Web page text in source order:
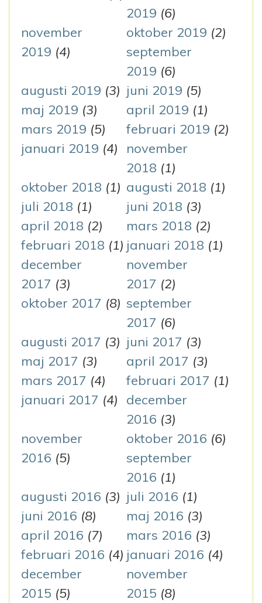
2019 (6)
november
2019 (4)
oktober 2019 (2)
september
2019 (6)
augusti 2019 (3) juni 2019 (5)
maj 2019 (3) april 2019 (1)
mars 2019 (5) februari 2019 (2)
januari 2019 (4)
november
2018 (1)
oktober 2018 (1) augusti 2018 (1)
juli 2018 (1) juni 2018 (3)
april 2018 (2) mars 2018 (2)
februari 2018 (1) januari 2018 (1)
december
2017 (3)
november
2017 (2)
oktober 2017 (8) september
2017 (6)
augusti 2017 (3) juni 2017 (3)
maj 2017 (3) april 2017 (3)
mars 2017 (4) februari 2017 (1)
januari 2017 (4)
december
2016 (3)
november
2016 (5)
oktober 2016 (6)
september
2016 (1)
augusti 2016 (3) juli 2016 (1)
juni 2016 (8) maj 2016 (3)
april 2016 (7) mars 2016 (3)
februari 2016 (4) januari 2016 (4)
december
2015 (5)
november
2015 (8)